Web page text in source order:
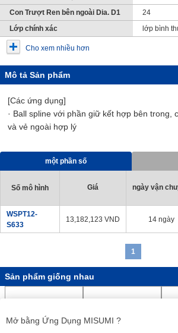
Con Trượt Ren bên ngoài Dia. D1
24
Lớp chính xác
lớp bình
Cho xem nhiều hơn
Mô tả Sản phẩm
[Các ứng dụng]
· Ball spline với phần giữ kết hợp bên trong,
và vẻ ngoài hợp lý
một phần số
Số mô hình Giá ngày vận
WSPT12-
S633
13,182,123 VND 14 ngày
1
Sản phẩm giống nhau
Mở bằng Ứng Dụng MISUMI ?